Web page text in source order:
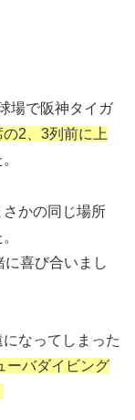
場で阪神タイガ
の2、3列前に上
かの同じ場所
喜び合いまし
なってしまった
ーバダイビング